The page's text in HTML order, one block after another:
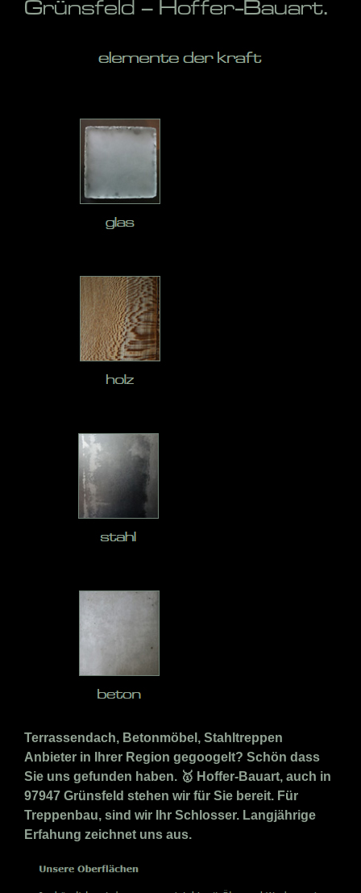
Grünsfeld – Hoffer-Bauart.
Terrassendach, Betonmöbel, Stahltreppen
Anbieter in Ihrer Region gegoogelt? Schön dass
Sie uns gefunden haben. 🥇 Hoffer-Bauart, auch in
97947 Grünsfeld stehen wir für Sie bereit. Für
Treppenbau, sind wir Ihr Schlosser. Langjährige
Erfahung zeichnet uns aus.